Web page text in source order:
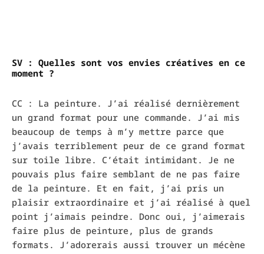
SV : Quelles sont vos envies créatives en ce
moment ?
CC : La peinture. J’ai réalisé dernièrement
un grand format pour une commande. J’ai mis
beaucoup de temps à m’y mettre parce que
j’avais terriblement peur de ce grand format
sur toile libre. C’était intimidant. Je ne
pouvais plus faire semblant de ne pas faire
de la peinture. Et en fait, j’ai pris un
plaisir extraordinaire et j’ai réalisé à quel
point j’aimais peindre. Donc oui, j’aimerais
faire plus de peinture, plus de grands
formats. J’adorerais aussi trouver un mécène